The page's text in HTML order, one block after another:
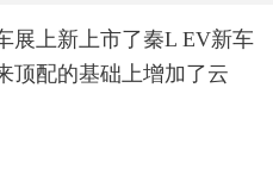
展上新上市了秦L EV新车
顶配的基础上增加了云